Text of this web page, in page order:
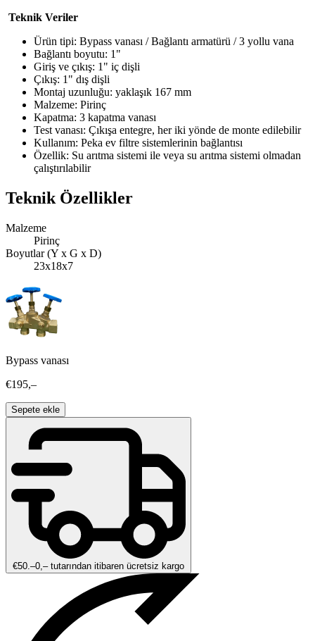
Teknik Veriler
Ürün tipi: Bypass vanası / Bağlantı armatürü / 3 yollu vana
Bağlantı boyutu: 1"
Giriş ve çıkış: 1" iç dişli
Çıkış: 1" dış dişli
Montaj uzunluğu: yaklaşık 167 mm
Malzeme: Pirinç
Kapatma: 3 kapatma vanası
Test vanası: Çıkışa entegre, her iki yönde de monte edilebilir
Kullanım: Peka ev filtre sistemlerinin bağlantısı
Özellik: Su arıtma sistemi ile veya su arıtma sistemi olmadan
çalıştırılabilir
Teknik Özellikler
Malzeme
Pirinç
Boyutlar (Y x G x D)
23x18x7
Bypass vanası
€195,–
Sepete ekle
€50.–0,– tutarından itibaren ücretsiz kargo